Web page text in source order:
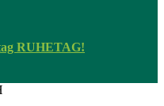
RUHETAG!